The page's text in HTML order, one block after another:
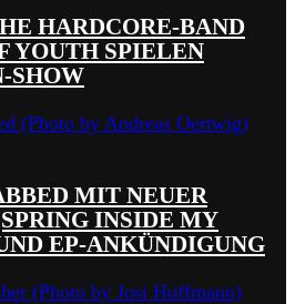
HARDCORE-BAND
YOUTH SPIELEN
SHOW
MIT NEUER
INSIDE MY
EP-ANKÜNDIGUNG